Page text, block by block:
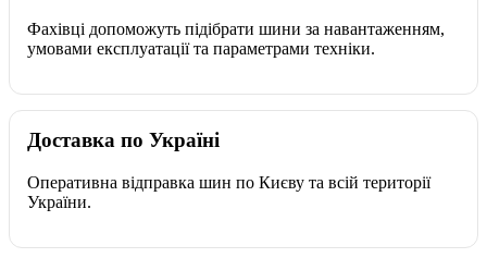
Фахівці допоможуть підібрати шини за навантаженням,
умовами експлуатації та параметрами техніки.
Доставка по Україні
Оперативна відправка шин по Києву та всій території
України.